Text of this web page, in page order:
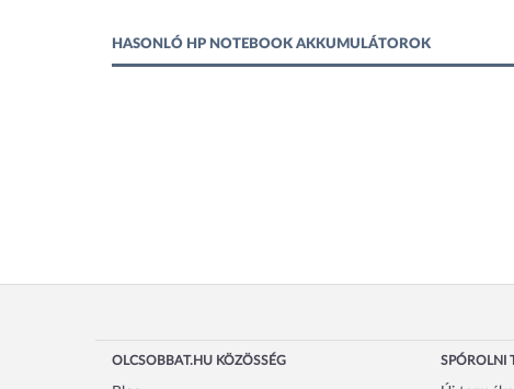
HASONLÓ HP NOTEBOOK AKKUMULÁTOROK
OLCSOBBAT.HU KÖZÖSSÉG SPÓROLNI